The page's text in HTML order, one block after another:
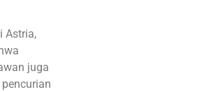
Astria,
juga